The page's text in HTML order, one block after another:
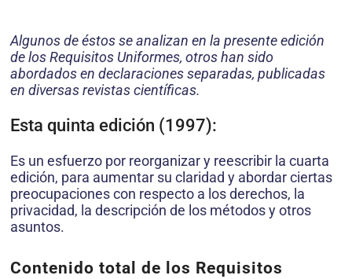
Algunos de éstos se analizan en la presente edición
de los Requisitos Uniformes, otros han sido
abordados en declaraciones separadas, publicadas
en diversas revistas científicas.
Esta quinta edición (1997):
Es un esfuerzo por reorganizar y reescribir la cuarta
edición, para aumentar su claridad y abordar ciertas
preocupaciones con respecto a los derechos, la
privacidad, la descripción de los métodos y otros
asuntos.
Contenido total de los Requisitos